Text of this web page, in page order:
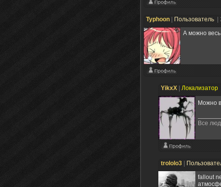
Typhoon Пользователь
А можно
YikxX Локализатор
Можно
Все
trololo3
fallout